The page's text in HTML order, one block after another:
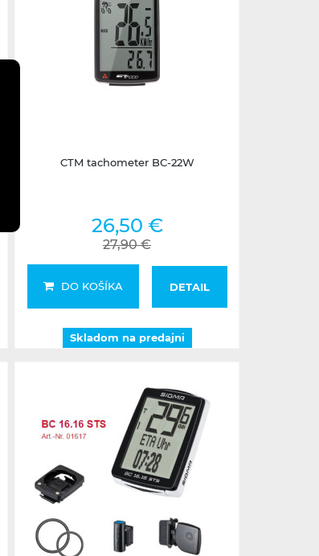
CTM tachometer BC-22W
26,50 €
27,90 €
DO KOŠÍKA DETAIL
Skladom na predajni